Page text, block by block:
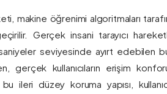
makine öğrenimi algoritmaları
Gerçek insani tarayıcı
seviyesinde ayırt edebilen
gerçek kullanıcıların erişim
ileri düzey koruma yapısı,